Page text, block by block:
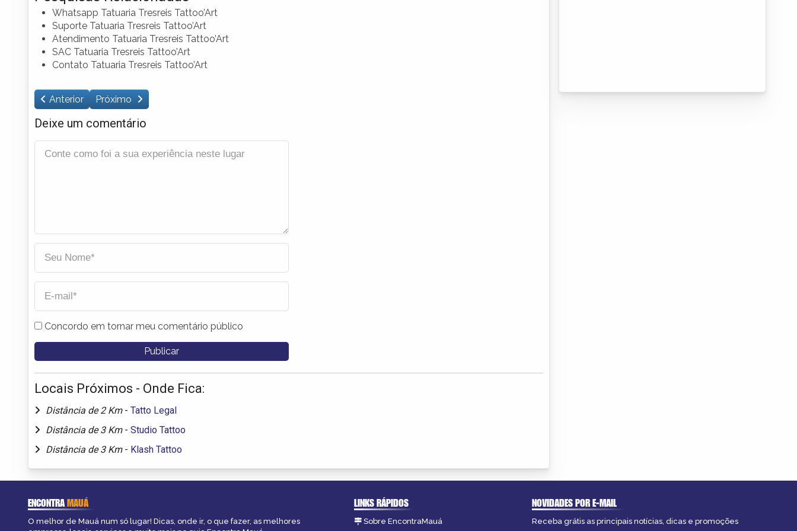
Whatsapp Tatuaria Tresreis Tattoo’Art
Suporte Tatuaria Tresreis Tattoo’Art
Atendimento Tatuaria Tresreis Tattoo’Art
SAC Tatuaria Tresreis Tattoo’Art
Contato Tatuaria Tresreis Tattoo’Art
Anterior Próximo
Deixe um comentário
Concordo em tornar meu comentário público
Locais Próximos - Onde Fica:
Distância de 2 Km - Tatto Legal
Distância de 3 Km - Studio Tattoo
Distância de 3 Km - Klash Tattoo
ENCONTRAMAUÁ
O melhor de Mauá num só lugar! Dicas, onde ir, o que fazer, as melhores
LINKS RÁPIDOS
Sobre EncontraMauá
NOVIDADES POR E-MAIL
Receba grátis as principais notícias, dicas e promoções